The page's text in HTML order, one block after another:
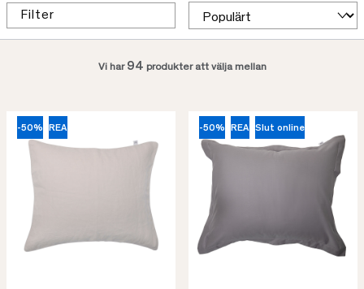
Filter
Vi har 94 produkter att välja mellan
-50% REA -50% REA Slut online